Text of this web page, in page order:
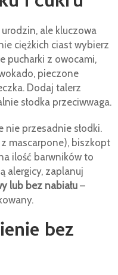
ale kluczowa
ciężkich ciast wybierz
pucharki z owocami,
pieczone
Dodaj talerz
słodka przeciwwaga.
przesadnie słodki.
mascarpone), biszkopt
ilość barwników to
alergicy, zaplanuj
lub bez nabiału–
bez